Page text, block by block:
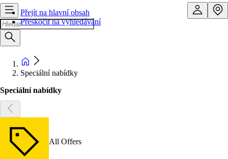
Přejít na hlavní obsah
Přeskočit na vyhledávání
Speciální nabídky
Speciální nabídky
All Offers